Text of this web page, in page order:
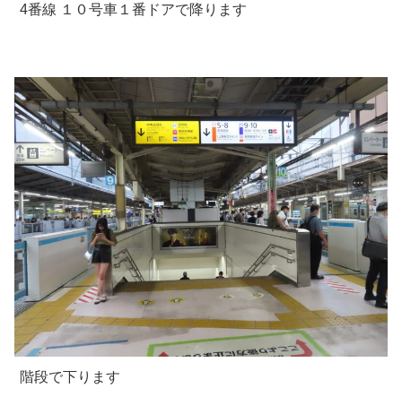
4番線 １０号車１番ドアで降ります
階段で下ります